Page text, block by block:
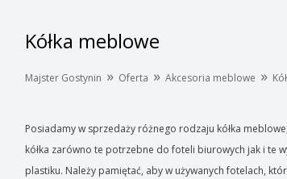
Kółka meblowe
Majster Gostynin » Oferta » Akcesoria meblowe »
Posiadamy w sprzedaży różnego rodzaju kółka
kółka zarówno te potrzebne do foteli biurowych jak i te
plastiku. Należy pamiętać, aby w używanych fotelach,